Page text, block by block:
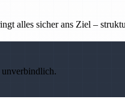
alles sicher ans Ziel –
unverbindlich.